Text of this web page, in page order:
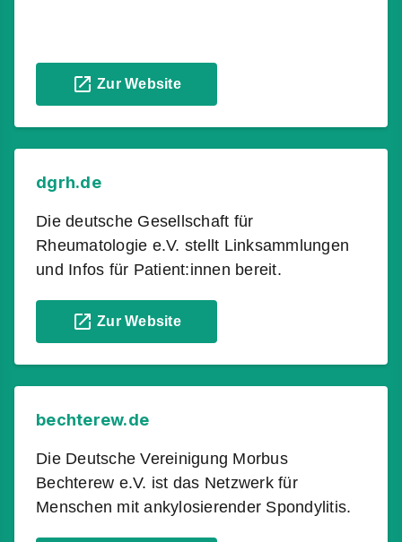
Zur Website
dgrh.de
Die deutsche Gesellschaft für
Rheumatologie e.V. stellt Linksammlungen
und Infos für Patient:innen bereit.
Zur Website
bechterew.de
Die Deutsche Vereinigung Morbus
Bechterew e.V. ist das Netzwerk für
Menschen mit ankylosierender Spondylitis.